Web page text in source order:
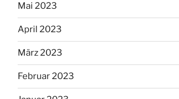
Mai 2023
April 2023
März 2023
Februar 2023